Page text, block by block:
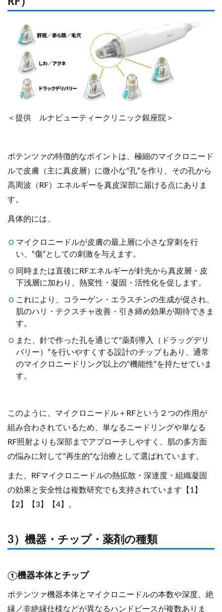
＜提供 ルナビューティークリニック銀座院＞
ポテンツァの特徴的なポイントは、極細のマイクロニード
ルで皮膚（主に真皮層）に微小な“孔”を作り、その孔から
高周波（RF）エネルギーを真皮深部に届ける点にありま
す。
具体的には、
マイクロニードルが皮膚の最上層に小さな穿刺を行
い、“傷”としての刺激を与えます。
同時または直後にRFエネルギーが針先から真皮層・皮
下浅層に加わり、熱変性・凝固・活性化を促します。
これにより、コラーゲン・エラスチンの生成が促され、
肌のハリ・テクスチャ改善・引き締め効果が期待できま
す。
また、針で作った孔を通じて“薬剤導入（ドラッグデリ
バリー）”を行いやすくする設計のチップもあり、通常
のマイクロニードリング以上の“機能性”を持たせていま
す。
このように、マイクロニードル＋RFという２つの作用が
組み合わされているため、単なるニードリングや単なる
RF照射よりも深部までアプローチしやすく、肌の多方面
の悩みに対して“再生的”な治療として選ばれています。
また、RFマイクロニードルの熱拡散・深達度・組織凝固
の効果と安全性は複数研究でも支持されています【1】
【2】【3】【4】。
3）機器・チップ・薬剤の種類
①機器本体とチップ
ポテンツァ機器本体とマイクロニードルの本数や深度、絶
縁／非絶縁仕様などが異なるハンドピースが複数ありま